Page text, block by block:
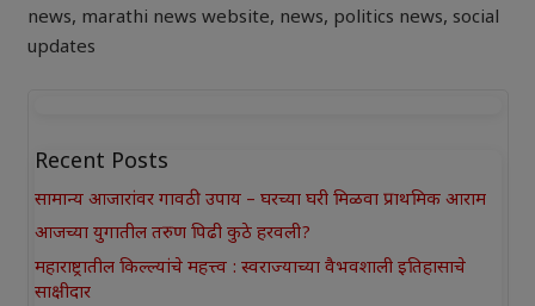
news, marathi news website, news, politics news, social
updates
Recent Posts
सामान्य आजारांवर गावठी उपाय – घरच्या घरी मिळवा प्राथमिक आराम
आजच्या युगातील तरुण पिढी कुठे हरवली?
महाराष्ट्रातील किल्ल्यांचे महत्त्व : स्वराज्याच्या वैभवशाली इतिहासाचे
साक्षीदार